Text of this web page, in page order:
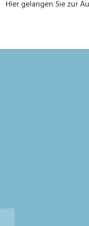
Hier gelangen Sie zur